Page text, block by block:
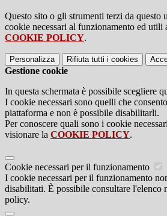
Questo sito o gli strumenti terzi da questo
cookie necessari al funzionamento ed
COOKIE POLICY.
Personalizza Rifiuta tutti i cookies
Gestione cookie
In questa schermata è possibile scegliere
I cookie necessari sono quelli che
piattaforma e non è possibile disabilitarli.
Per conoscere quali sono i cookie
visionare la COOKIE POLICY.
Cookie necessari per il funzionamento
I cookie necessari per il funzionamento
disabilitati. È possibile consultare l'elenco
policy.